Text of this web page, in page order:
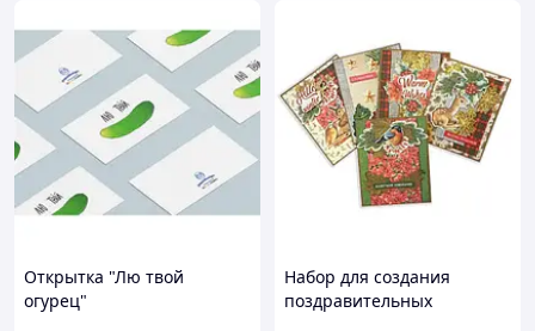
Открытка "Лю твой
огурец"
Набор для создания
поздравительных